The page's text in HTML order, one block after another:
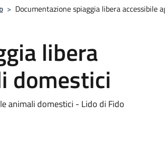
> Documentazione spiaggia libera accessibile
libera
domestici
animali domestici - Lido di Fido